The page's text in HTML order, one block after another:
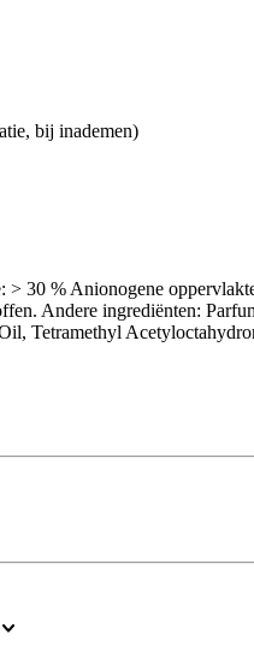
bij inademen)
> 30 % Anionogene
Andere ingrediënten:
Tetramethyl